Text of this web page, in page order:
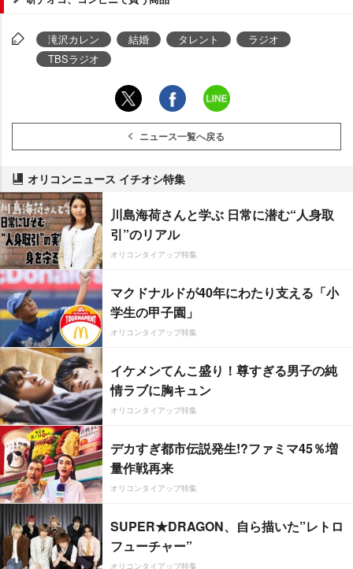
滝沢カレン 結婚 タレント
ラジオ
TBSラジオ
ニュース一覧へ戻る
オリコンニュース イチオシ特集
川島海荷さんと学ぶ 日常に潜む“人身取
引”のリアル
オリコンタイアップ特集
マクドナルドが40年にわたり支える「小
学生の甲子園」
オリコンタイアップ特集
イケメンてんこ盛り！尊すぎる男子の純
情ラブに胸キュン
オリコンタイアップ特集
デカすぎ都市伝説発生!?ファミマ45％増
量作戦再来
オリコンタイアップ特集
SUPER★DRAGON、自ら描いた”レトロ
フューチャー”
オリコンタイアップ特集